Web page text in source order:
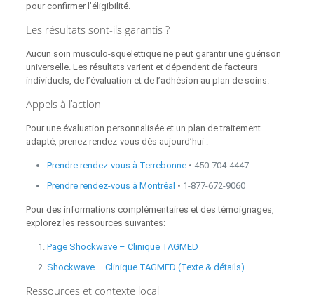
pour confirmer l’éligibilité.
Les résultats sont-ils garantis ?
Aucun soin musculo-squelettique ne peut garantir une guérison
universelle. Les résultats varient et dépendent de facteurs
individuels, de l’évaluation et de l’adhésion au plan de soins.
Appels à l’action
Pour une évaluation personnalisée et un plan de traitement
adapté, prenez rendez‑vous dès aujourd’hui :
Prendre rendez-vous à Terrebonne• 450‑704‑4447
Prendre rendez-vous à Montréal • 1‑877‑672‑9060
Pour des informations complémentaires et des témoignages,
explorez les ressources suivantes:
Page Shockwave – Clinique TAGMED
Shockwave – Clinique TAGMED (Texte & détails)
Ressources et contexte local